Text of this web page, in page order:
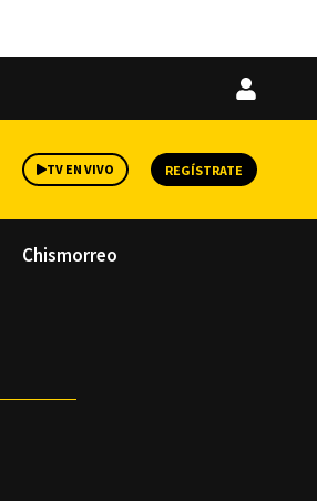
Iniciar
TV EN VIVO REGÍSTRATE
Chismorreo